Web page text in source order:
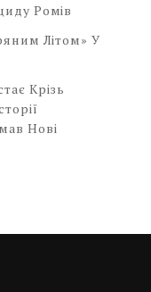
Ромів
Літом» У
Крізь
Нові